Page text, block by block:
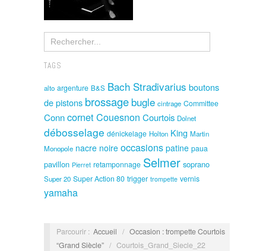
TAGS
alto argenture B&S Bach Stradivarius boutons
de pistons brossage bugle cintrage Committee
ConncornetCouesnon Courtois Dolnet
débosselage dénickelage Holton King Martin
Monopole nacre noire occasions patine paua
pavillon Pierret retamponnage Selmer soprano
Super 20 Super Action 80 trigger trompette vernis
yamaha
Parcourir : Accueil / Occasion : trompette Courtois
“Grand Siècle” / Courtois_Grand_Siecle_22